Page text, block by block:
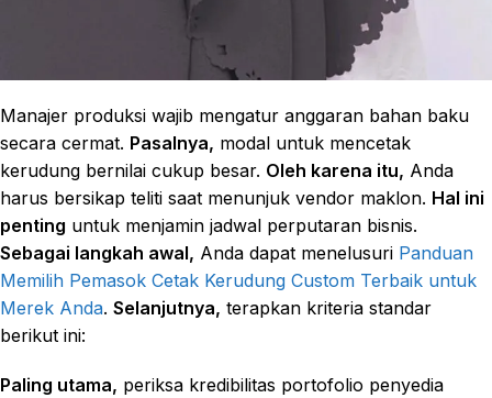
Manajer produksi wajib mengatur anggaran bahan baku
secara cermat. Pasalnya, modal untuk mencetak
kerudung bernilai cukup besar. Oleh karena itu, Anda
harus bersikap teliti saat menunjuk vendor maklon. Hal ini
penting untuk menjamin jadwal perputaran bisnis.
Sebagai langkah awal, Anda dapat menelusuri Panduan
Memilih Pemasok Cetak Kerudung Custom Terbaik untuk
Merek Anda. Selanjutnya, terapkan kriteria standar
berikut ini:
Paling utama, periksa kredibilitas portofolio penyedia